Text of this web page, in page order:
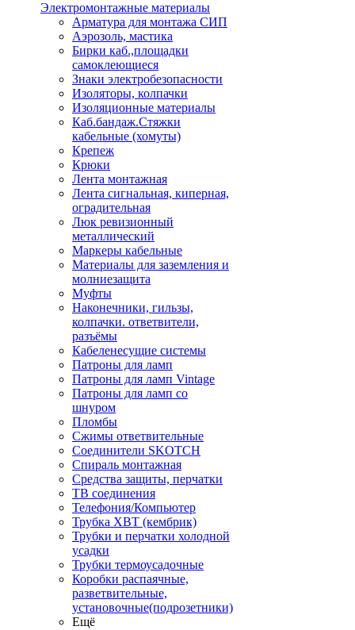
Электромонтажные материалы
Арматура для монтажа СИП
Аэрозоль, мастика
Бирки каб.,площадки
самоклеющиеся
Знаки электробезопасности
Изоляторы, колпачки
Изоляционные материалы
Каб.бандаж.Стяжки
кабельные (хомуты)
Крепеж
Крюки
Лента монтажная
Лента сигнальная, киперная,
оградительная
Люк ревизионный
металлический
Маркеры кабельные
Материалы для заземления и
молниезащита
Муфты
Наконечники, гильзы,
колпачки. ответвители,
разъёмы
Кабеленесущие системы
Патроны для ламп
Патроны для ламп Vintage
Патроны для ламп со
шнуром
Пломбы
Сжимы ответвительные
Соединители SKOTCH
Спираль монтажная
Средства защиты, перчатки
ТВ соединения
Телефония/Компьютер
Трубка ХВТ (кембрик)
Трубки и перчатки холодной
усадки
Трубки термоусадочные
Коробки распаячные,
разветвительные,
установочные(подрозетники)
Ещё